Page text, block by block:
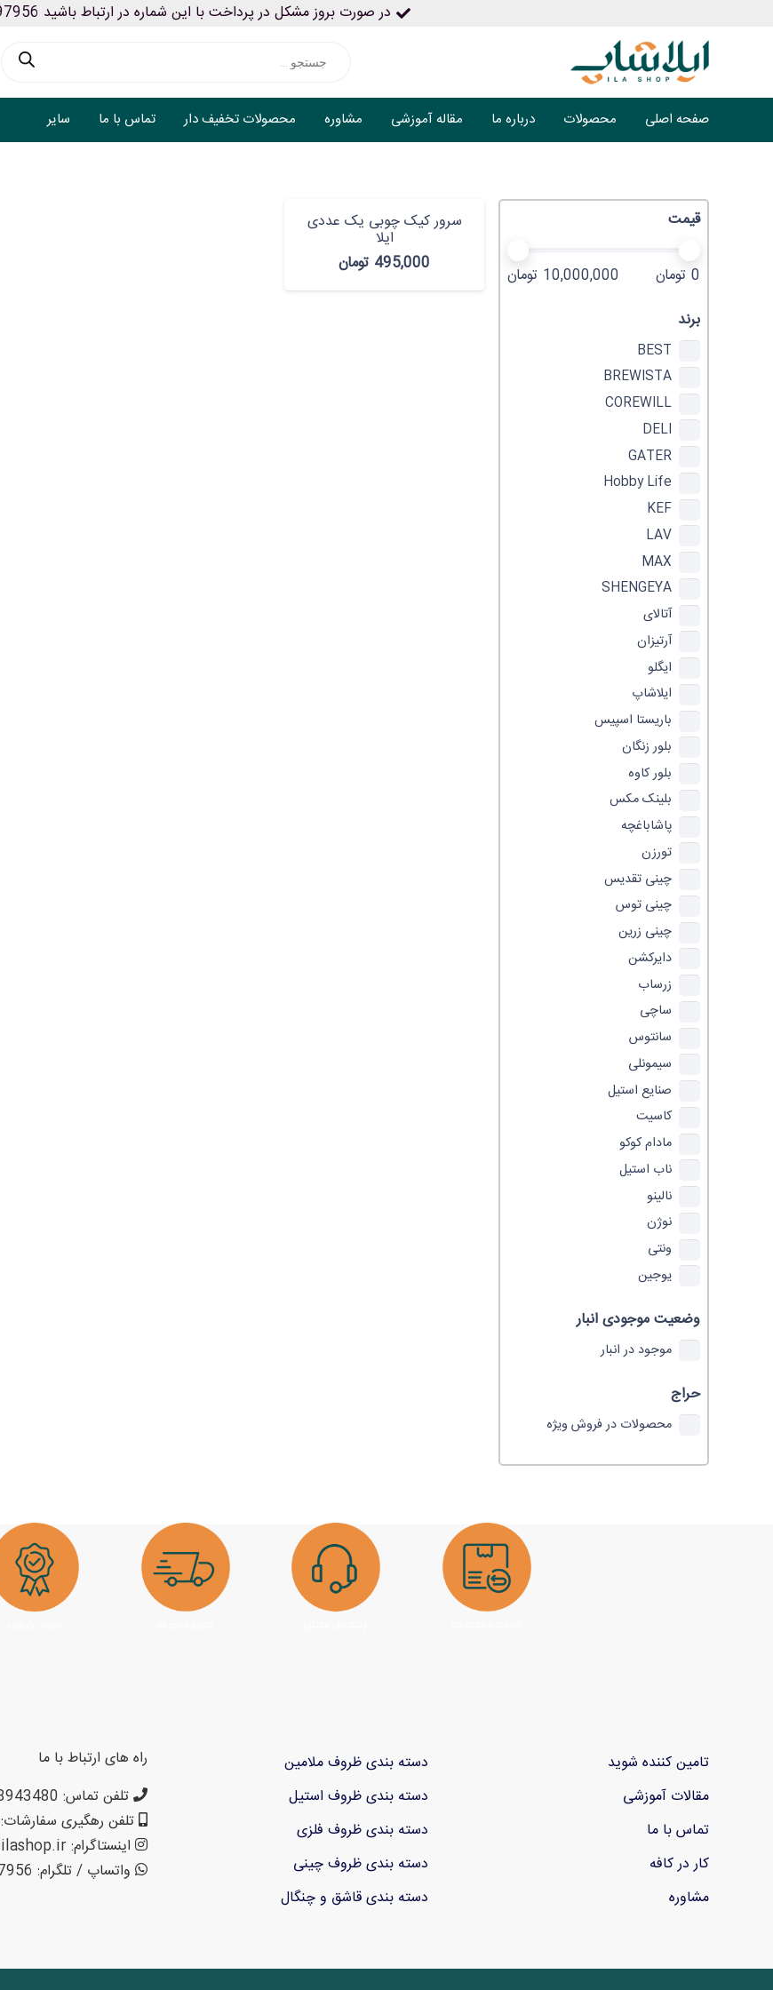
در صورت بروز مشکل در پرداخت با این شماره در ارتباط باشید 09199797956
search
صفحه اصلی محصولات درباره ما مقاله آموزشی مشاوره محصولات تخفیف دار تماس با ما سایر
قیمت
0 تومان
10,000,000 تومان
برند
BEST
BREWISTA
COREWILL
DELI
GATER
Hobby Life
KEF
LAV
MAX
SHENGEYA
آتالای
آرتیزان
ایگلو
ایلاشاپ
باریستا اسپیس
بلور زنگان
بلور کاوه
بلینک مکس
پاشاباغچه
تورزن
چینی تقدیس
چینی توس
چینی زرین
دایرکشن
زرساب
ساچی
سانتوس
سیمونلی
صنایع استیل
کاسیت
مادام کوکو
ناب استیل
نالینو
نوژن
ونتی
یوجین
وضعیت موجودی انبار
موجود در انبار
حراج
محصولات در فروش ویژه
سرور کیک چوبی یک عددی
ایلا
495,000 تومان
تامین کننده شوید
مقالات آموزشی
تماس با ما
کار در کافه
مشاوره
دسته بندی ظروف ملامین
دسته بندی ظروف استیل
دسته بندی ظروف فلزی
دسته بندی ظروف چینی
دسته بندی قاشق و چنگال
راه های ارتباط با ما
تلفن تماس: 02188943480 – 02155470813 – 02155470280
تلفن رهگیری سفارشات: 09199797956
اینستاگرام: ilashop.ir
واتساپ / تلگرام: 09199797956